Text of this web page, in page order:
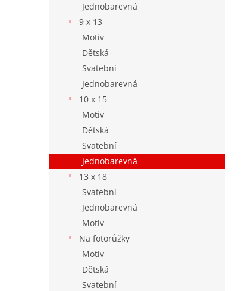
Jednobarevná
9 x 13
Motiv
Dětská
Svatební
Jednobarevná
10 x 15
Motiv
Dětská
Svatební
Jednobarevná
13 x 18
Svatební
Jednobarevná
Motiv
Na fotorůžky
Motiv
Dětská
Svatební